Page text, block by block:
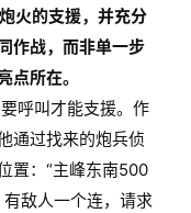
火的支援，并充分
作战，而非单一步
点所在。
呼叫才能支援。作
通过找来的炮兵侦
置：“主峰东南500
敌人一个连，请求